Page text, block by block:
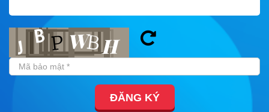
ĐĂNG KÝ